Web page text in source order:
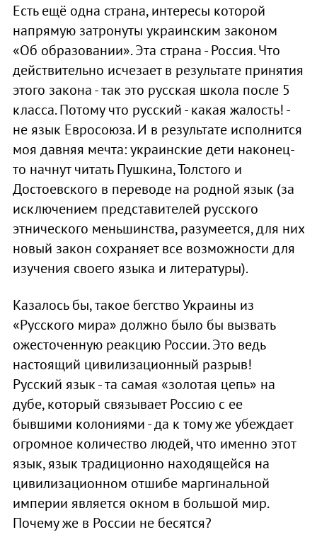
Есть ещё одна страна, интересы которой
напрямую затронуты украинским законом
«Об образовании». Эта страна - Россия. Что
действительно исчезает в результате принятия
этого закона - так это русская школа после 5
класса. Потому что русский - какая жалость! -
не язык Евросоюза. И в результате исполнится
моя давняя мечта: украинские дети наконец-
то начнут читать Пушкина, Толстого и
Достоевского в переводе на родной язык (за
исключением представителей русского
этнического меньшинства, разумеется, для них
новый закон сохраняет все возможности для
изучения своего языка и литературы).
Казалось бы, такое бегство Украины из
«Русского мира» должно было бы вызвать
ожесточенную реакцию России. Это ведь
настоящий цивилизационный разрыв!
Русский язык - та самая «золотая цепь» на
дубе, который связывает Россию с ее
бывшими колониями - да к тому же убеждает
огромное количество людей, что именно этот
язык, язык традиционно находящейся на
цивилизационном отшибе маргинальной
империи является окном в большой мир.
Почему же в России не бесятся?